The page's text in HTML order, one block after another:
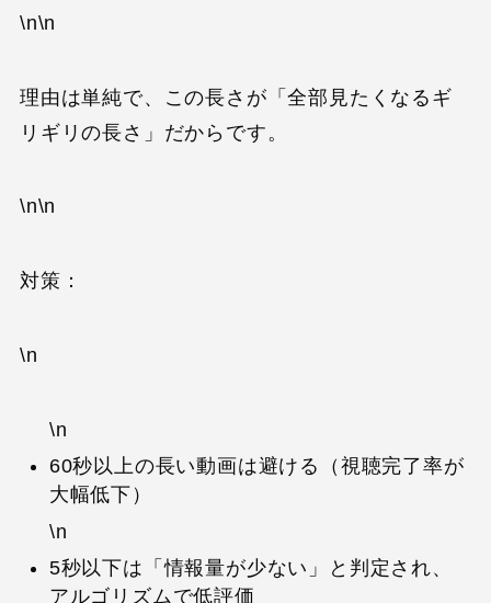
\n\n
理由は単純で、この長さが「全部見たくなるギ
リギリの長さ」だからです。
\n\n
対策：
\n
\n
60秒以上の長い動画は避ける（視聴完了率が
大幅低下）
\n
5秒以下は「情報量が少ない」と判定され、
アルゴリズムで低評価